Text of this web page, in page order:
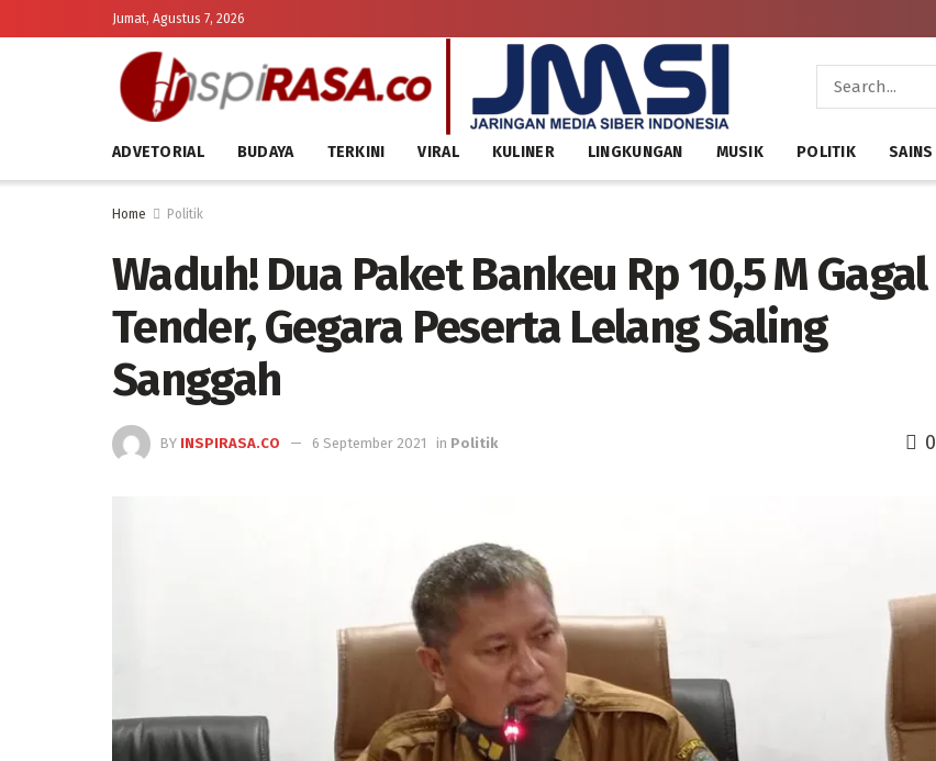
Jumat, Agustus 7, 2026
ADVETORIAL BUDAYA TERKINI VIRAL KULINER LINGKUNGAN MUSIK POLITIK SAINS
Home Politik
Waduh! Dua Paket Bankeu Rp 10,5 M Gagal
Tender, Gegara Peserta Lelang Saling
Sanggah
BY INSPIRASA.CO 6 September 2021 in Politik 0